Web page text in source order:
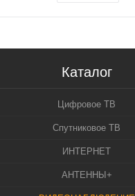
Каталог
Цифровое ТВ
Спутниковое ТВ
ИНТЕРНЕТ
АНТЕННЫ+